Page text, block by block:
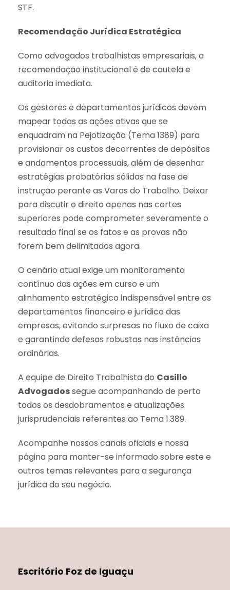
STF.
Recomendação Jurídica Estratégica
Como advogados trabalhistas empresariais, a
recomendação institucional é de cautela e
auditoria imediata.
Os gestores e departamentos jurídicos devem
mapear todas as ações ativas que se
enquadram na Pejotização (Tema 1389) para
provisionar os custos decorrentes de depósitos
e andamentos processuais, além de desenhar
estratégias probatórias sólidas na fase de
instrução perante as Varas do Trabalho. Deixar
para discutir o direito apenas nas cortes
superiores pode comprometer severamente o
resultado final se os fatos e as provas não
forem bem delimitados agora.
O cenário atual exige um monitoramento
contínuo das ações em curso e um
alinhamento estratégico indispensável entre os
departamentos financeiro e jurídico das
empresas, evitando surpresas no fluxo de caixa
e garantindo defesas robustas nas instâncias
ordinárias.
A equipe de Direito Trabalhista do Casillo
Advogadossegue acompanhando de perto
todos os desdobramentos e atualizações
jurisprudenciais referentes ao Tema 1.389.
Acompanhe nossos canais oficiais e nossa
página para manter-se informado sobre este e
outros temas relevantes para a segurança
jurídica do seu negócio.
Escritório Foz de Iguaçu